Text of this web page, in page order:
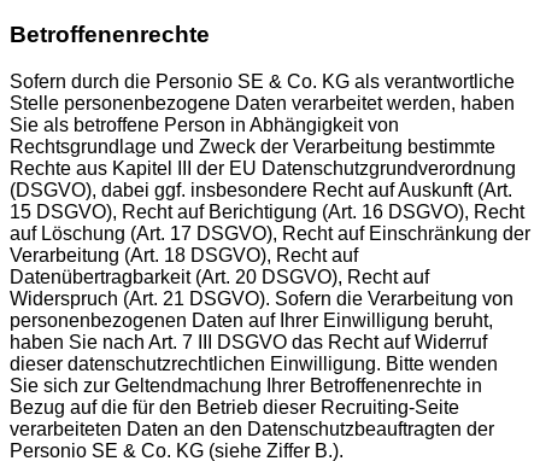
Betroffenenrechte
Sofern durch die Personio SE & Co. KG als verantwortliche
Stelle personenbezogene Daten verarbeitet werden, haben
Sie als betroffene Person in Abhängigkeit von
Rechtsgrundlage und Zweck der Verarbeitung bestimmte
Rechte aus Kapitel III der EU Datenschutzgrundverordnung
(DSGVO), dabei ggf. insbesondere Recht auf Auskunft (Art.
15 DSGVO), Recht auf Berichtigung (Art. 16 DSGVO), Recht
auf Löschung (Art. 17 DSGVO), Recht auf Einschränkung der
Verarbeitung (Art. 18 DSGVO), Recht auf
Datenübertragbarkeit (Art. 20 DSGVO), Recht auf
Widerspruch (Art. 21 DSGVO). Sofern die Verarbeitung von
personenbezogenen Daten auf Ihrer Einwilligung beruht,
haben Sie nach Art. 7 III DSGVO das Recht auf Widerruf
dieser datenschutzrechtlichen Einwilligung. Bitte wenden
Sie sich zur Geltendmachung Ihrer Betroffenenrechte in
Bezug auf die für den Betrieb dieser Recruiting-Seite
verarbeiteten Daten an den Datenschutzbeauftragten der
Personio SE & Co. KG (siehe Ziffer B.).